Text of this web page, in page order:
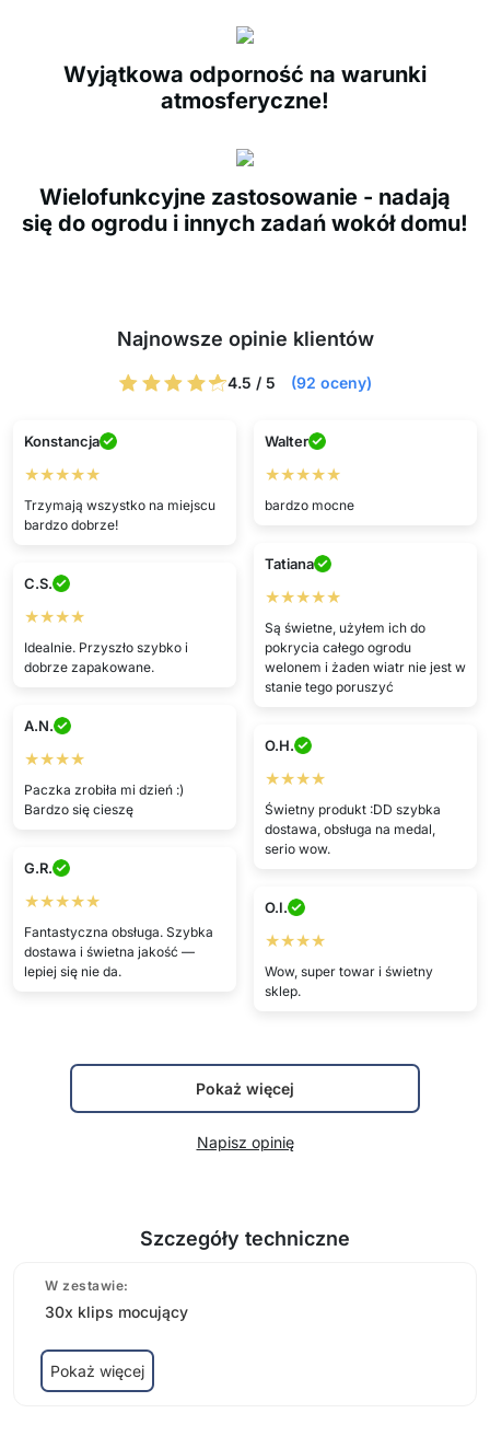
Wyjątkowa odporność na warunki
atmosferyczne!
Wielofunkcyjne zastosowanie - nadają
się do ogrodu i innych zadań wokół domu!
Najnowsze opinie klientów
4.5 / 5 (92 oceny)
Konstancja
★★★★★
Trzymają wszystko na miejscu
bardzo dobrze!
Walter
★★★★★
bardzo mocne
Tatiana
★★★★★
Są świetne, użyłem ich do
pokrycia całego ogrodu
welonem i żaden wiatr nie jest w
stanie tego poruszyć
C.S.
★★★★
Idealnie. Przyszło szybko i
dobrze zapakowane.
A.N.
★★★★
Paczka zrobiła mi dzień :)
Bardzo się cieszę
O.H.
★★★★
Świetny produkt :DD szybka
dostawa, obsługa na medal,
serio wow.
G.R.
★★★★★
Fantastyczna obsługa. Szybka
dostawa i świetna jakość —
lepiej się nie da.
O.I.
★★★★
Wow, super towar i świetny
sklep.
Pokaż więcej
Napisz opinię
Szczegóły techniczne
W zestawie:
30x klips mocujący
Pokaż więcej